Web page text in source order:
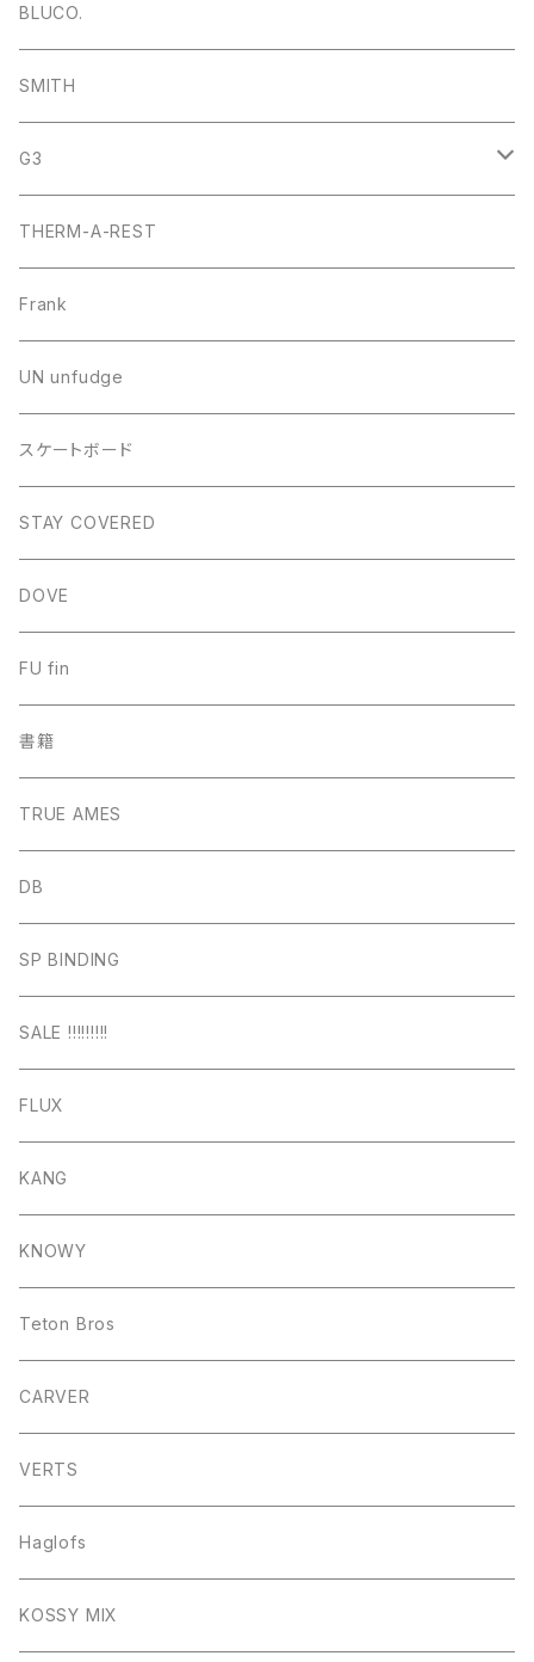
ショベル
プローブ
ビーコン
BLUCO.
SMITH
G3
スプリットボード・アクセサリー
THERM-A-REST
Frank
UN unfudge
スケートボード
STAY COVERED
DOVE
FU fin
書籍
TRUE AMES
DB
SP BINDING
SALE !!!!!!!!!
FLUX
KANG
KNOWY
Teton Bros
CARVER
VERTS
Haglofs
KOSSY MIX